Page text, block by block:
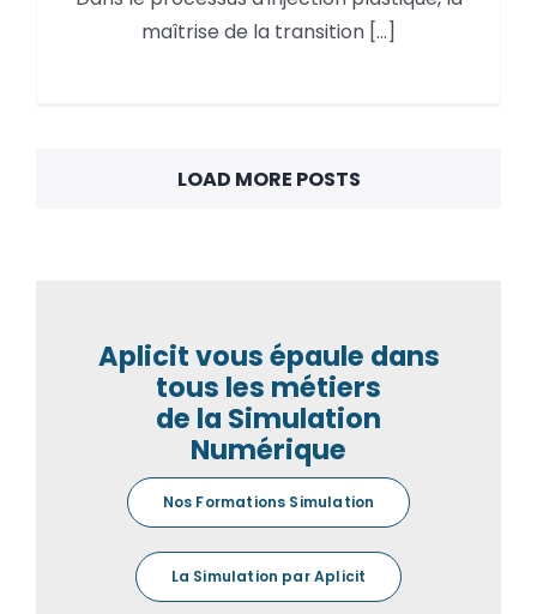
compactage par le résultat
maîtrise de la transition [...]
LOAD MORE POSTS
Aplicit vous épaule dans
tous les métiers
de la Simulation
Numérique
Nos Formations Simulation
La Simulation par Aplicit